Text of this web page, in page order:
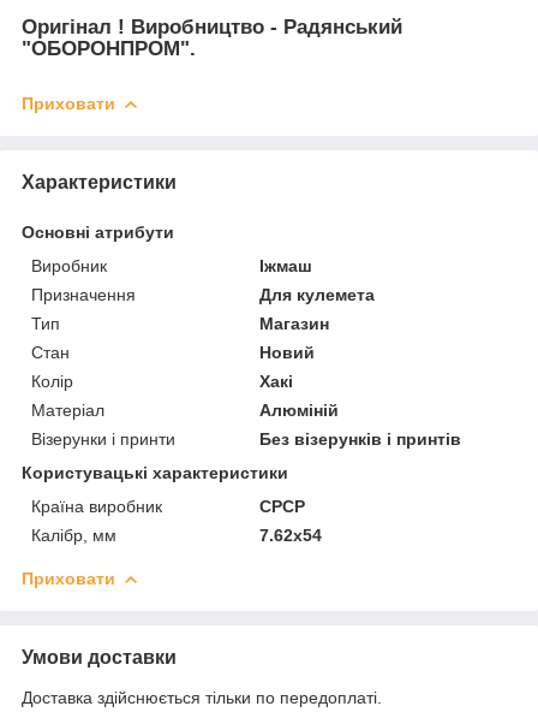
Оригінал ! Виробництво - Радянський
"ОБОРОНПРОМ".
Приховати
Характеристики
Основні атрибути
Виробник
Іжмаш
Призначення
Для кулемета
Тип
Магазин
Стан
Новий
Колір
Хакі
Матеріал
Алюміній
Візерунки і принти
Без візерунків і принтів
Користувацькі характеристики
Країна виробник
СРСР
Калібр, мм
7.62х54
Приховати
Умови доставки
Доставка здійснюється тільки по передоплаті.